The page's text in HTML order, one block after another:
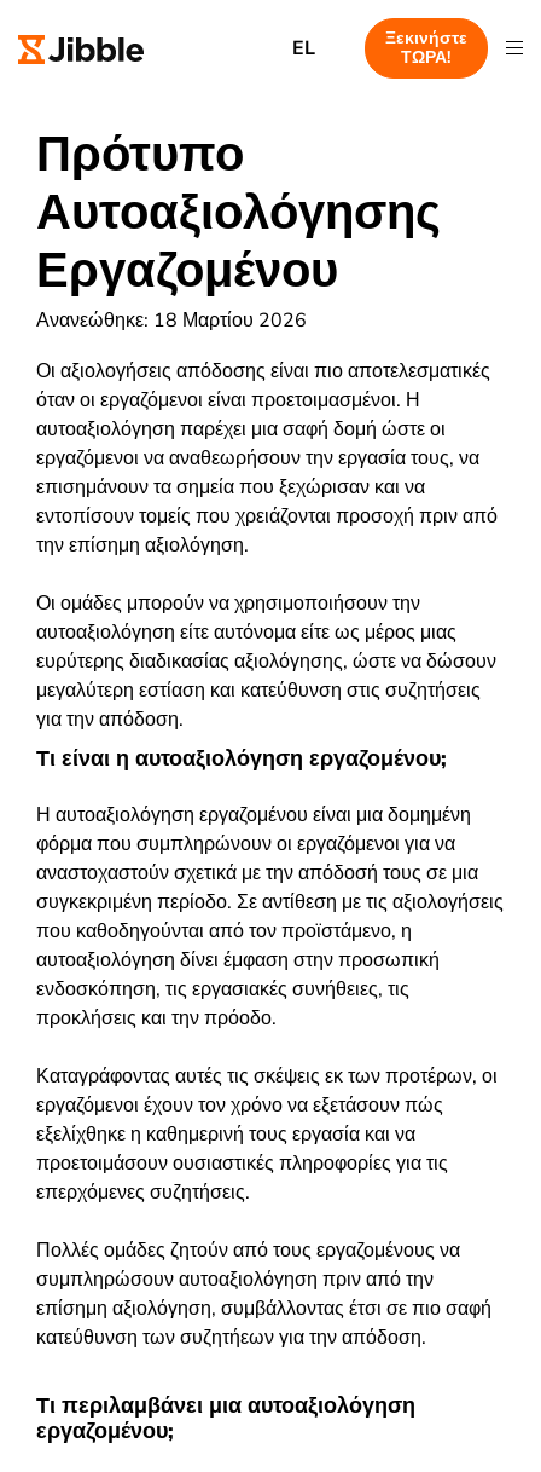
EL
Ξεκινήστε
ΤΩΡΑ!
Πρότυπο
Αυτοαξιολόγησης
Εργαζομένου
Ανανεώθηκε: 18 Μαρτίου 2026
Οι αξιολογήσεις απόδοσης είναι πιο αποτελεσματικές
όταν οι εργαζόμενοι είναι προετοιμασμένοι. Η
αυτοαξιολόγηση παρέχει μια σαφή δομή ώστε οι
εργαζόμενοι να αναθεωρήσουν την εργασία τους, να
επισημάνουν τα σημεία που ξεχώρισαν και να
εντοπίσουν τομείς που χρειάζονται προσοχή πριν από
την επίσημη αξιολόγηση.
Οι ομάδες μπορούν να χρησιμοποιήσουν την
αυτοαξιολόγηση είτε αυτόνομα είτε ως μέρος μιας
ευρύτερης διαδικασίας αξιολόγησης, ώστε να δώσουν
μεγαλύτερη εστίαση και κατεύθυνση στις συζητήσεις
για την απόδοση.
Τι είναι η αυτοαξιολόγηση εργαζομένου;
Η αυτοαξιολόγηση εργαζομένου είναι μια δομημένη
φόρμα που συμπληρώνουν οι εργαζόμενοι για να
αναστοχαστούν σχετικά με την απόδοσή τους σε μια
συγκεκριμένη περίοδο. Σε αντίθεση με τις αξιολογήσεις
που καθοδηγούνται από τον προϊστάμενο, η
αυτοαξιολόγηση δίνει έμφαση στην προσωπική
ενδοσκόπηση, τις εργασιακές συνήθειες, τις
προκλήσεις και την πρόοδο.
Καταγράφοντας αυτές τις σκέψεις εκ των προτέρων, οι
εργαζόμενοι έχουν τον χρόνο να εξετάσουν πώς
εξελίχθηκε η καθημερινή τους εργασία και να
προετοιμάσουν ουσιαστικές πληροφορίες για τις
επερχόμενες συζητήσεις.
Πολλές ομάδες ζητούν από τους εργαζομένους να
συμπληρώσουν αυτοαξιολόγηση πριν από την
επίσημη αξιολόγηση, συμβάλλοντας έτσι σε πιο σαφή
κατεύθυνση των συζητήεων για την απόδοση.
Τι περιλαμβάνει μια αυτοαξιολόγηση
εργαζομένου;